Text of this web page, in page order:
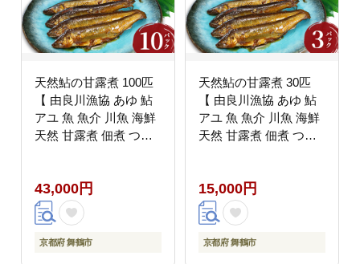
天然鮎の甘露煮 100匹
【 由良川漁協 あゆ 鮎
アユ 魚 魚介 川魚 海鮮
天然 甘露煮 佃煮 つく
鶴 京都 】
43,000円
京都府 舞鶴市
天然鮎の甘露煮 30匹
【 由良川漁協 あゆ 鮎
アユ 魚 魚介 川魚 海鮮
天然 甘露煮 佃煮 つく
鶴 京都 】
15,000円
京都府 舞鶴市